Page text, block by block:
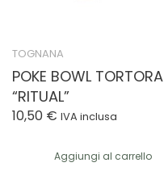
TOGNANA
POKE BOWL TORTORA
“RITUAL”
10,50 € IVA inclusa
Aggiungi al carrello